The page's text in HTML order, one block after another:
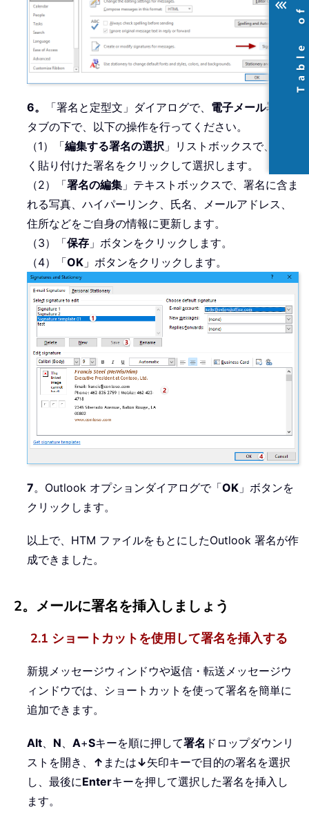
6。 「署名と定型文」ダイアログで、 電子メール署名
タブの下で、以下の操作を行ってください。
（1）「編集する署名の選択 」リストボックスで、新し
く貼り付けた署名をクリックして選択します。
（2）「署名の編集 」テキストボックスで、署名に含ま
れる写真、ハイパーリンク、氏名、メールアドレス、
住所などをご自身の情報に更新します。
（3）「保存 」ボタンをクリックします。
（4）「OK 」ボタンをクリックします。
7。Outlook オプションダイアログで「OK 」ボタンを
クリックします。
以上で、HTM ファイルをもとにしたOutlook 署名が作
成できました。
2。メールに署名を挿入しましょう
2.1 ショートカットを使用して署名を挿入する
新規メッセージウィンドウや返信・転送メッセージウ
ィンドウでは、ショートカットを使って署名を簡単に
追加できます。
Alt N A+Sキーを順に押して署名 ドロップダウンリ
ストを開き、 ↑ または↓矢印キーで目的の署名を選択
し、最後にEnterキーを押して選択した署名を挿入し
ます。